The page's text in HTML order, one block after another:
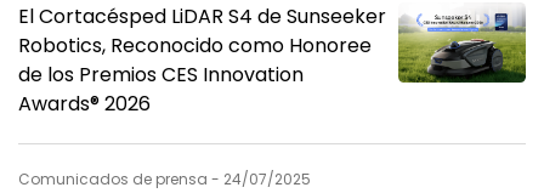
El Cortacésped LiDAR S4 de Sunseeker
Robotics, Reconocido como Honoree
de los Premios CES Innovation
Awards® 2026
Comunicados de prensa - 24/07/2025